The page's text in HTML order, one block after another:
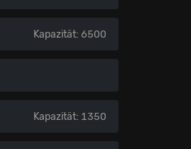
Kapazität: 6500
Kapazität: 1350